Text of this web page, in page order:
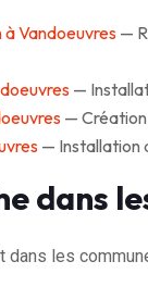
à Vandoeuvres —
—
— Création
— Installation
dans
dans les